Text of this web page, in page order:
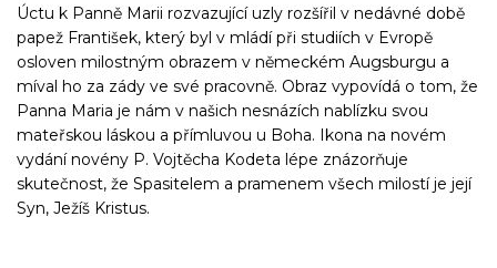
Úctu k Panně Marii rozvazující uzly rozšířil v nedávné době
papež František, který byl v mládí při studiích v Evropě
osloven milostným obrazem v německém Augsburgu a
míval ho za zády ve své pracovně. Obraz vypovídá o tom, že
Panna Maria je nám v našich nesnázích nablízku svou
mateřskou láskou a přímluvou u Boha. Ikona na novém
vydání novény P. Vojtěcha Kodeta lépe znázorňuje
skutečnost, že Spasitelem a pramenem všech milostí je její
Syn, Ježíš Kristus.